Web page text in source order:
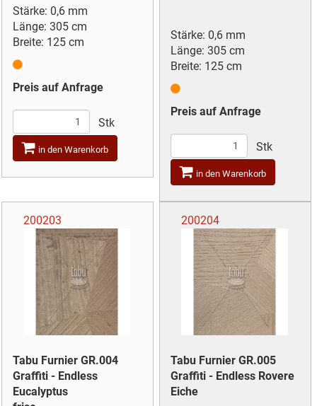
Stärke: 0,6 mm
Länge: 305 cm
Breite: 125 cm
Preis auf Anfrage
Stk
in den Warenkorb
Stärke: 0,6 mm
Länge: 305 cm
Breite: 125 cm
Preis auf Anfrage
Stk
in den Warenkorb
200203
Tabu Furnier GR.004
Graffiti - Endless
Eucalyptus
200204
Tabu Furnier GR.005
Graffiti - Endless Rovere
Eiche